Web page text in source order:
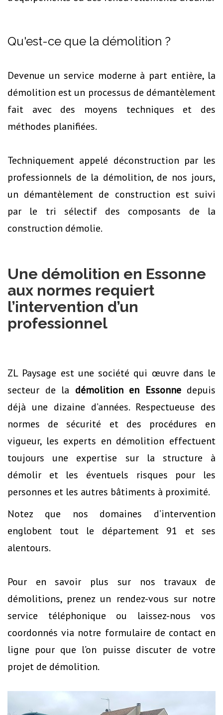
Qu'est-ce que la démolition ?
Devenue un service moderne à part entière, la
démolition est un processus de démantèlement
fait avec des moyens techniques et des
méthodes planifiées.
Techniquement appelé déconstruction par les
professionnels de la démolition, de nos jours,
un démantèlement de construction est suivi
par le tri sélectif des composants de la
construction démolie.
Une démolition en Essonne
aux normes requiert
l’intervention d’un
professionnel
ZL Paysage est une société qui œuvre dans le
secteur de la démolition en Essonnedepuis
déjà une dizaine d’années. Respectueuse des
normes de sécurité et des procédures en
vigueur, les experts en démolition effectuent
toujours une expertise sur la structure à
démolir et les éventuels risques pour les
personnes et les autres bâtiments à proximité.
Notez que nos domaines d’intervention
englobent tout le département 91 et ses
alentours.
Pour en savoir plus sur nos travaux de
démolitions, prenez un rendez-vous sur notre
service téléphonique ou laissez-nous vos
coordonnés via notre formulaire de contact en
ligne pour que l’on puisse discuter de votre
projet de démolition.